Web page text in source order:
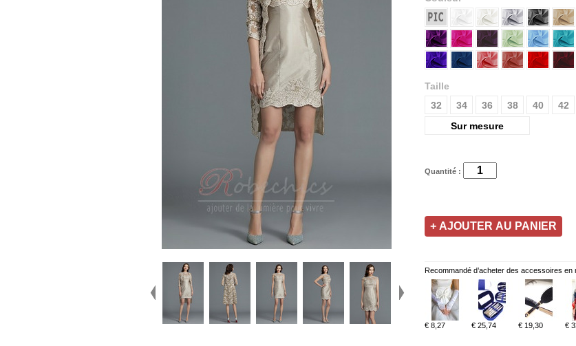
Taille
32
34 36 38 40 42
Sur mesure
Quantité :
Recommandé d’acheter des accessoires en
€ 8,27 € 25,74 € 19,30 €